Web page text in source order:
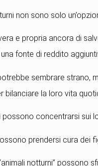
non sono solo
e propria ancora di
fonte di reddito
sembrare strano,
bilanciare la loro vita
possono concentrarsi sui
prendersi cura dei
notturni” possono